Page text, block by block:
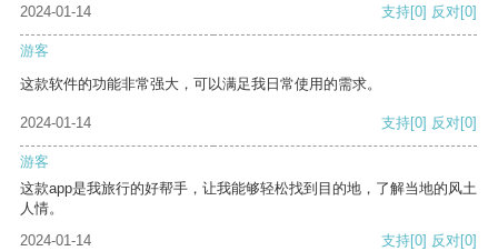
2024-01-14 支持[0] 反对[0]
游客
这款软件的功能非常强大，可以满足我日常使用的需求。
2024-01-14 支持[0] 反对[0]
游客
这款app是我旅行的好帮手，让我能够轻松找到目的地，了解当地的风土
人情。
2024-01-14
支持[0] 反对[0]